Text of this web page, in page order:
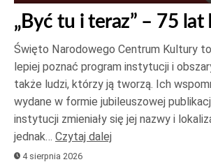
„Być tu i teraz” – 75 lat
Święto Narodowego Centrum Kultury
lepiej poznać program instytucji i
także ludzi, którzy ją tworzą. Ich
wydane w formie jubileuszowej
instytucji zmieniały się jej nazwy i
jednak… Czytaj dalej
4 sierpnia 2026